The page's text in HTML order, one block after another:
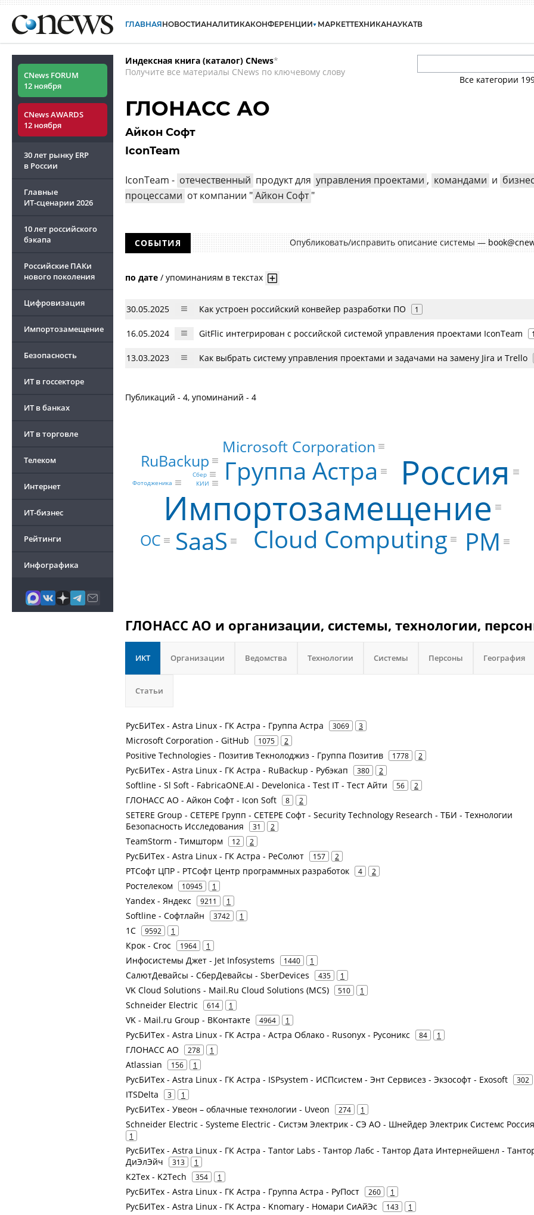
ГЛАВНАЯНОВОСТИАНАЛИТИКАКОНФЕРЕНЦИИ МАРКЕТТЕХНИКАНАУКАТВ
CNews FORUM
12 ноября
CNews AWARDS
12 ноября
30 лет рынку ERP
в России
Главные
ИТ-сценарии 2026
10 лет российского
бэкапа
Российские ПАКи
нового поколения
Цифровизация
Импортозамещение
Безопасность
ИТ в госсекторе
ИТ в банках
ИТ в торговле
Телеком
Интернет
ИТ-бизнес
Рейтинги
Инфографика
Индексная книга (каталог) CNews*
Получите все материалы CNews по ключевому слову
Все категории
ГЛОНАСС АО
Айкон Софт
IconTeam
IconTeam - отечественный продукт для управления проектами , командами и
процессами от компании "Айкон Софт "
СОБЫТИЯ Опубликовать/исправить описание системы —
по дате / упоминаниям в текстах
30.05.2025 Как устроен российский конвейер разработки ПО 1
16.05.2024 GitFlic интегрирован с российской системой управления проектами IconTeam
13.03.2023 Как выбрать систему управления проектами и задачами на замену Jira и Trello
Публикаций - 4, упоминаний - 4
Импортозамещение
Россия
Группа Астра
SaaS Cloud Computing PM
Microsoft Corporation
RuBackup
ОС
Сбер
Фотодженика
КИИ
ГЛОНАСС АО и организации, системы, технологии,
ИКТ Организации Ведомства Технологии Системы Персоны География
Статьи
РусБИТех - Astra Linux - ГК Астра - Группа Астра 3069 3
Microsoft Corporation - GitHub 1075 2
Positive Technologies - Позитив Текнолоджиз - Группа Позитив 1778 2
РусБИТех - Astra Linux - ГК Астра - RuBackup - Рубэкап 380 2
Softline - Sl Soft - FabricaONE.AI - Develonica - Test IT - Тест Айти 56 2
ГЛОНАСС АО - Айкон Софт - Icon Soft 8 2
SETERE Group - СЕТЕРЕ Групп - СЕТЕРЕ Софт - Security Technology Research - ТБИ - Технологии
Безопасность Исследования
31 2
TeamStorm - Тимшторм 12 2
РусБИТех - Astra Linux - ГК Астра - РеСолют 157 2
РТСофт ЦПР - РТСофт Центр программных разработок 4 2
Ростелеком 10945 1
Yandex - Яндекс 9211 1
Softline - Софтлайн 3742 1
1С 9592 1
Крок - Croc 1964 1
Инфосистемы Джет - Jet Infosystems 1440 1
СалютДевайсы - СберДевайсы - SberDevices 435 1
VK Cloud Solutions - Mail.Ru Cloud Solutions (MCS) 510 1
Schneider Electric 614 1
VK - Mail.ru Group - ВКонтакте 4964 1
РусБИТех - Astra Linux - ГК Астра - Астра Облако - Rusonyx - Русоникс 84 1
ГЛОНАСС АО 278 1
Atlassian 156 1
РусБИТех - Astra Linux - ГК Астра - ISPsystem - ИСПсистем - Энт Сервисез - Экзософт - Exosoft 302
ITSDelta 3 1
РусБИТех - Увеон – облачные технологии - Uveon 274 1
Schneider Electric - Systeme Electric - Систэм Электрик - СЭ АО - Шнейдер Электрик Системс Россия
1
РусБИТех - Astra Linux - ГК Астра - Tantor Labs - Тантор Лабс - Тантор Дата Интернейшенл -
ДиЭлЭйч
313 1
К2Тех - K2Tech 354 1
РусБИТех - Astra Linux - ГК Астра - Группа Астра - РуПост 260 1
РусБИТех - Astra Linux - ГК Астра - Knomary - Номари СиАйЭс 143 1